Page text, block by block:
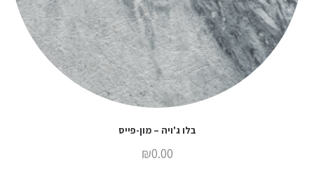
בלו ג'ויה – מון-פייס
₪0.00